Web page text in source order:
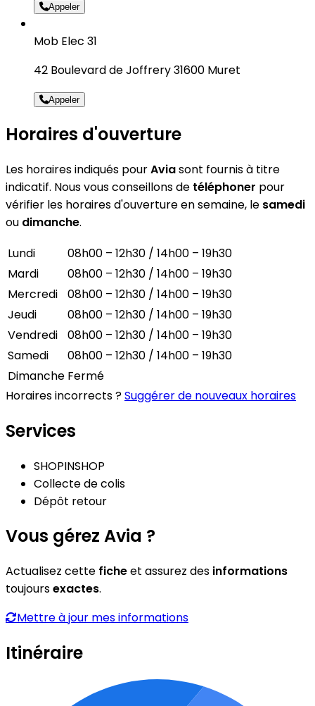
Appeler
Mob Elec 31
42 Boulevard de Joffrery 31600 Muret
Appeler
Horaires d'ouverture
Les horaires indiqués pourAviasont fournis à titre
indicatif. Nous vous conseillons de téléphoner pour
vérifier les horaires d'ouverture en semaine, le samedi
ou dimanche.
Lundi
08h00 – 12h30 / 14h00 – 19h30
Mardi
08h00 – 12h30 / 14h00 – 19h30
Mercredi
08h00 – 12h30 / 14h00 – 19h30
Jeudi
08h00 – 12h30 / 14h00 – 19h30
Vendredi
08h00 – 12h30 / 14h00 – 19h30
Samedi
08h00 – 12h30 / 14h00 – 19h30
Dimanche Fermé
Horaires incorrects ?Suggérer de nouveaux horaires
Services
SHOPINSHOP
Collecte de colis
Dépôt retour
Vous gérez Avia ?
Actualisez cette ficheet assurez des informations
toujoursexactes.
Mettre à jour mes informations
Itinéraire